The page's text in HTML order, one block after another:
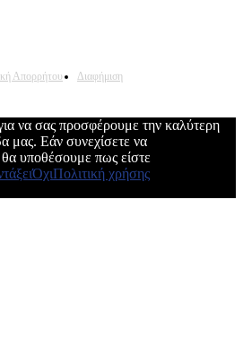
Απορρήτου
Διαφήμιση
να σας προσφέρουμε την καλύτερη
μας. Εάν συνεχίσετε να
θα υποθέσουμε πως είστε
ΌχιΠολιτική χρήσης